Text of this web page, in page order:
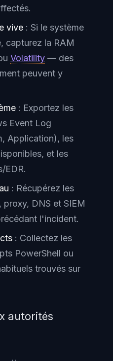
vive : Si le système
capturez la RAM
Volatility — des
peuvent y
: Exportez les
Event Log
Application), les
et les
EDR.
: Récupérez les
DNS et SIEM
l'incident.
: Collectez les
PowerShell ou
trouvés sur
autorités